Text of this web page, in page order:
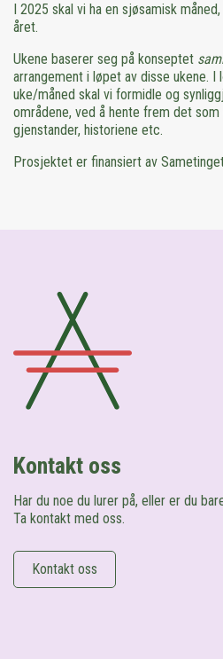
I 2025 skal vi ha en sjøsamisk
året.
Ukene baserer seg på konseptet
arrangement i løpet av disse ukene. I
uke/måned skal vi formidle og
områdene, ved å hente frem det som
gjenstander, historiene etc.
Prosjektet er finansiert av
Kontakt oss
Har du noe du lurer på, eller er du
Ta kontakt med oss.
Kontakt oss